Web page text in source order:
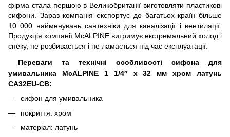
фірма стала першою в Великобританії виготовляти пластикові
сифони. Зараз компанія експортує до багатьох країн більше
10 000 найменувань сантехніки для каналізації і вентиляції.
Продукція компанії McALPINE витримує екстремальний холод і
спеку, не розбивається і не ламається під час експлуатації.
Переваги та технічні особливості сифона для
умивальника McALPINE 1 1/4″ x 32 мм хром латунь
CA32EU-CB:
сифон для умивальника
покриття: хром
матеріал: латунь